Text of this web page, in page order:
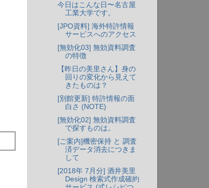
今日はこんな日〜名古屋
工業大学です。
[JPO資料] 海外特許情報
サービスへのアクセス
[無効化03] 無効資料調査
の特徴
【昨日の美里さん】身の
回りの変化から見えて
きたものは？
[別館更新] 特許情報の面
白さ (NOTE)
[無効化02] 無効資料調査
で探すものは。
[ご案内]機密保持 と 調査
済データ消去につきま
して
[2018年 7月分] 酒井美里
Design 検索式作成確約